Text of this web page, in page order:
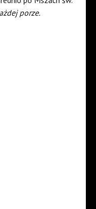
porze.